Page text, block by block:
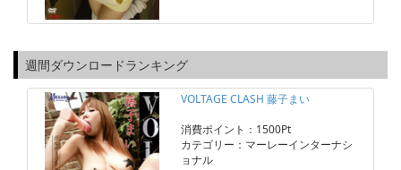
週間ダウンロードランキング
VOLTAGE CLASH 藤子まい
消費ポイント：1500Pt
カテゴリー：マーレーインターナシ
ョナル